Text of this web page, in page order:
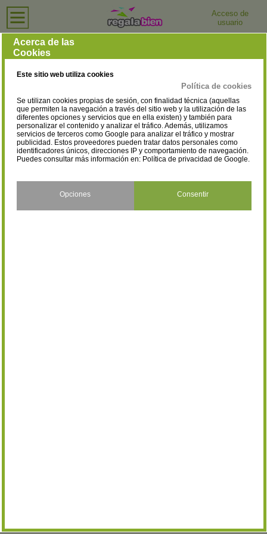
Acceso de
usuario
Tiendas de Ropa para Hombre en Las Palmas
Selecciona la localidad
Inicio › Tiendas de Ropa para Hombre
Las Palmas De Gran
Canaria(2)
Acerca de las
Cookies
Este sitio web utiliza cookies
Política de cookies
Se utilizan cookies propias de sesión, con finalidad técnica (aquellas
que permiten la navegación a través del sitio web y la utilización de las
diferentes opciones y servicios que en ella existen) y también para
personalizar el contenido y analizar el tráfico. Además, utilizamos
servicios de terceros como Google para analizar el tráfico y mostrar
publicidad. Estos proveedores pueden tratar datos personales como
identificadores únicos, direcciones IP y comportamiento de navegación.
Puedes consultar más información en: Política de privacidad de Google.
Opciones Consentir